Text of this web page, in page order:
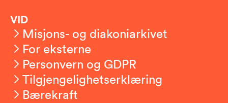
VID
Misjons- og diakoniarkivet
For eksterne
Personvern og GDPR
Tilgjengelighetserklæring
Bærekraft